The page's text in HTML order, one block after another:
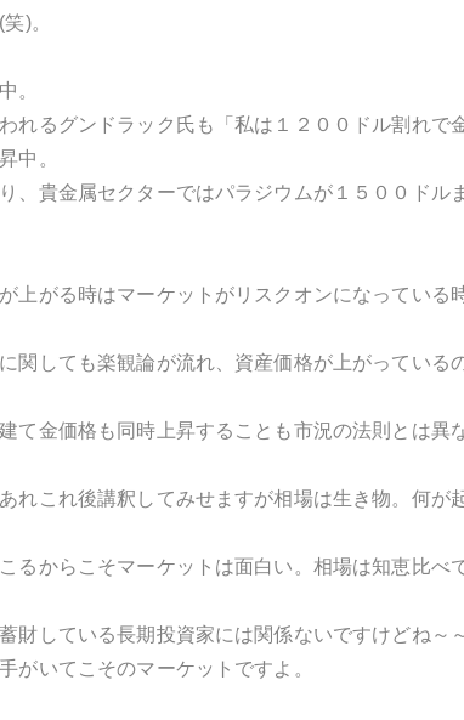
)。
。
れるグンドラック氏も「私は１２００ドル割れで
中。
、貴金属セクターではパラジウムが１５００ドル
上がる時はマーケットがリスクオンになってい
関しても楽観論が流れ、資産価格が上がっている
て金価格も同時上昇することも市況の法則とは異
れこれ後講釈してみせますが相場は生き物。何
るからこそマーケットは面白い。相場は知恵比べ
財している長期投資家には関係ないですけどね
がいてこそのマーケットですよ。